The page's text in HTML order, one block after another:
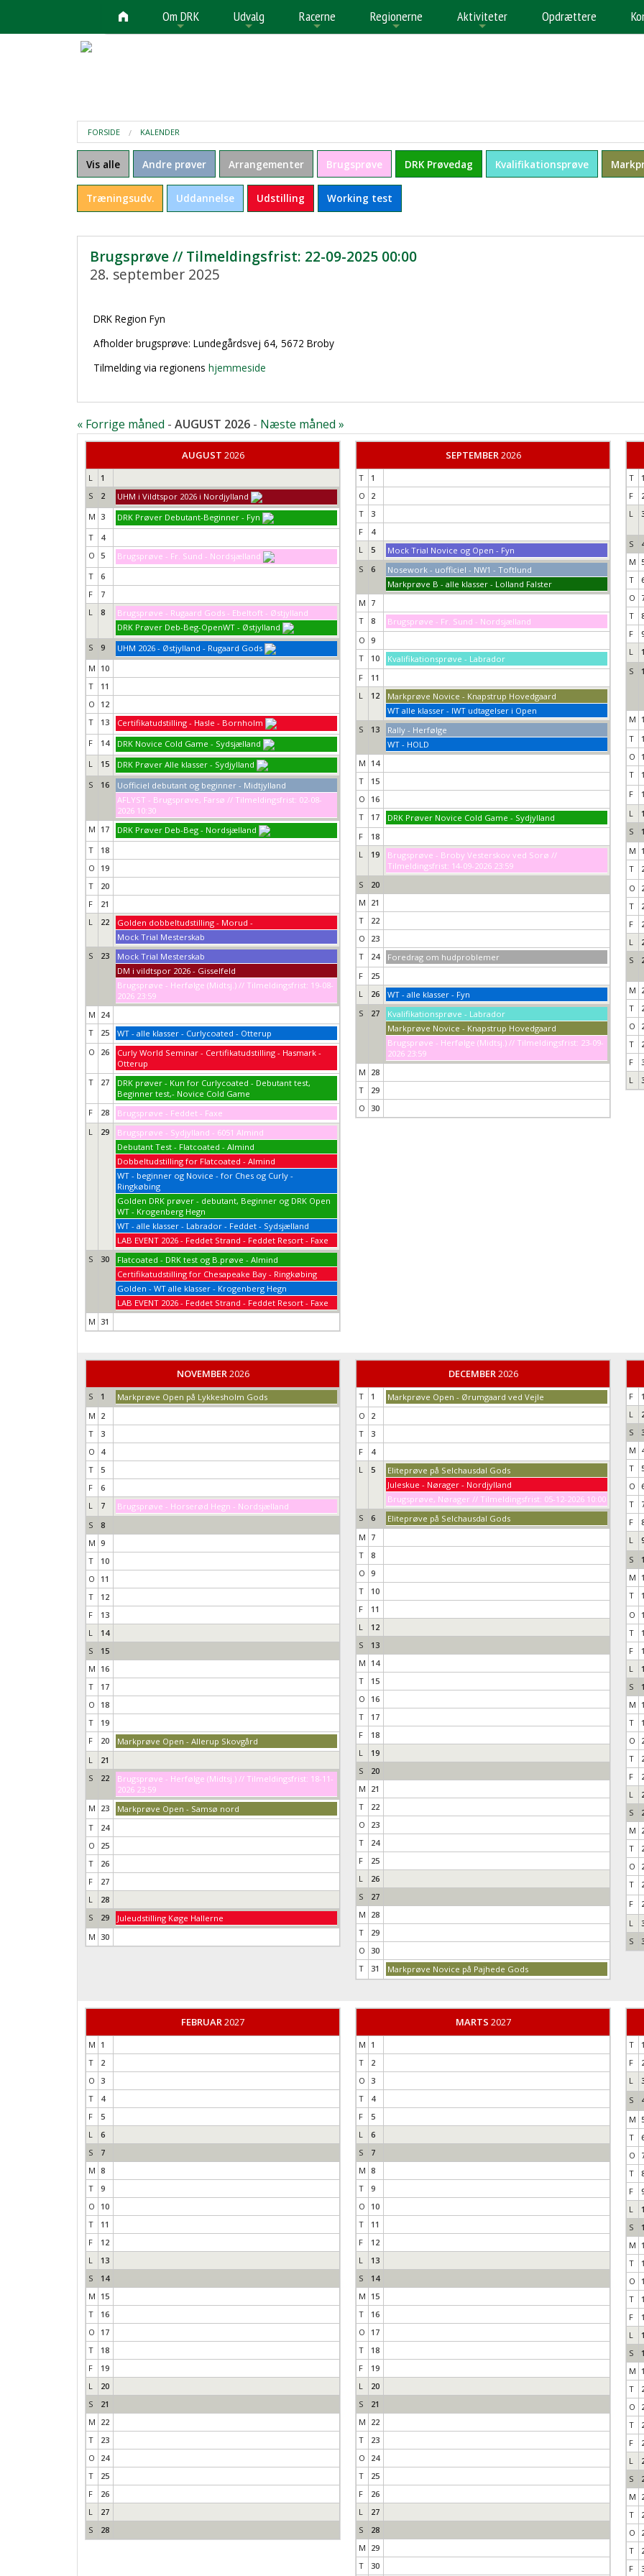
Om DRK Udvalg Racerne Regionerne Aktiviteter Opdrættere
FORSIDE KALENDER
Vis alle Andre prøver Arrangementer Brugsprøve DRK Prøvedag Kvalifikationsprøve
Træningsudv. Uddannelse Udstilling Working test
Brugsprøve // Tilmeldingsfrist: 22-09-2025 00:00
28. september 2025
DRK Region Fyn
Afholder brugsprøve: Lundegårdsvej 64, 5672 Broby
Tilmelding via regionens hjemmeside
« Forrige måned - AUGUST 2026 - Næste måned »
AUGUST 2026
L
1
S
2
UHM i Vildtspor 2026 i Nordjylland
M 3
DRK Prøver Debutant-Beginner - Fyn
T
4
O
5
Brugsprøve - Fr. Sund - Nordsjælland
T
6
F
7
L
8
Brugsprøve - Rugaard Gods - Ebeltoft - Østjylland
DRK Prøver Deb-Beg-OpenWT - Østjylland
S
9
UHM 2026 - Østjylland - Rugaard Gods
M 10
T
11
O
12
T
13
Certifikatudstilling - Hasle - Bornholm
F
14
DRK Novice Cold Game - Sydsjælland
L
15
DRK Prøver Alle klasser - Sydjylland
S
16
Uofficiel debutant og beginner - Midtjylland
AFLYST - Brugsprøve, Farsø // Tilmeldingsfrist: 02-08-
2026 10:30
M 17
DRK Prøver Deb-Beg - Nordsjælland
T
18
O
19
T
20
F
21
L
22
Golden dobbeltudstilling - Morud -
Mock Trial Mesterskab
S
23
Mock Trial Mesterskab
DM i vildtspor 2026 - Gisselfeld
Brugsprøve - Herfølge (Midtsj.) // Tilmeldingsfrist: 19-08-
2026 23:59
M 24
T
25
WT - alle klasser - Curlycoated - Otterup
O
26
Curly World Seminar - Certifikatudstilling - Hasmark -
Otterup
T
27
DRK prøver - Kun for Curlycoated - Debutant test,
Beginner test,- Novice Cold Game
F
28
Brugsprøve - Feddet - Faxe
L
29
Brugsprøve - Sydjylland - 6051 Almind
Debutant Test - Flatcoated - Almind
Dobbeltudstilling for Flatcoated - Almind
WT - beginner og Novice - for Ches og Curly -
Ringkøbing
Golden DRK prøver - debutant, Beginner og DRK Open
WT - Krogenberg Hegn
WT - alle klasser - Labrador - Feddet - Sydsjælland
LAB EVENT 2026 - Feddet Strand - Feddet Resort - Faxe
S
30
Flatcoated - DRK test og B.prøve - Almind
Certifikatudstilling for Chesapeake Bay - Ringkøbing
Golden - WT alle klasser - Krogenberg Hegn
LAB EVENT 2026 - Feddet Strand - Feddet Resort - Faxe
M 31
SEPTEMBER 2026
T
1
O
2
T
3
F
4
L
5
Mock Trial Novice og Open - Fyn
S
6
Nosework - uofficiel - NW1 - Toftlund
Markprøve B - alle klasser - Lolland Falster
M 7
T
8
Brugsprøve - Fr. Sund - Nordsjælland
O 9
T
10
Kvalifikationsprøve - Labrador
F
11
L
12
Markprøve Novice - Knapstrup Hovedgaard
WT alle klasser - IWT udtagelser i Open
S
13
Rally - Herfølge
WT - HOLD
M 14
T
15
O
16
T
17
DRK Prøver Novice Cold Game - Sydjylland
F
18
L
19
Brugsprøve - Broby Vesterskov ved Sorø //
Tilmeldingsfrist: 14-09-2026 23:59
S
20
M 21
T
22
O
23
T
24
Foredrag om hudproblemer
F
25
L
26
WT - alle klasser - Fyn
S
27
Kvalifikationsprøve - Labrador
Markprøve Novice - Knapstrup Hovedgaard
Brugsprøve - Herfølge (Midtsj.) // Tilmeldingsfrist: 23-09-
2026 23:59
M 28
T
29
O 30
T
1
F
L
S
M
T
O
T
F
L
S
M
T
O
T
F
L
S
M
T
O
T
F
L
S
M
T
O
T
F
L
NOVEMBER 2026
S 1
Markprøve Open på Lykkesholm Gods
M 2
T
3
O
4
T
5
F
6
L
7
Brugsprøve - Horserød Hegn - Nordsjælland
S
8
M 9
T
10
O
11
T
12
F
13
L
14
S
15
M 16
T
17
O
18
T
19
F
20
Markprøve Open - Allerup Skovgård
L
21
S
22
Brugsprøve - Herfølge (Midtsj.) // Tilmeldingsfrist: 18-11-
2026 23:59
M 23
Markprøve Open - Samsø nord
T
24
O
25
T
26
F
27
L
28
S
29
Juleudstilling Køge Hallerne
M 30
DECEMBER 2026
T 1
Markprøve Open - Ørumgaard ved Vejle
O
2
T
3
F
4
L
5
Eliteprøve på Selchausdal Gods
Juleskue - Nørager - Nordjylland
Brugsprøve, Nørager // Tilmeldingsfrist: 05-12-2026 10:00
S
6
Eliteprøve på Selchausdal Gods
M 7
T
8
O 9
T
10
F
11
L
12
S
13
M 14
T
15
O
16
T
17
F
18
L
19
S
20
M 21
T
22
O
23
T
24
F
25
L
26
S
27
M 28
T
29
O 30
T
31 Markprøve Novice på Pajhede Gods
F
1
L
S
M
T
O
T
F
L
S
M
T
O
T
F
L
S
M
T
O
T
F
L
S
M
T
O
T
F
L
S
FEBRUAR 2027
M 1
T
2
O 3
T
4
F
5
L
6
S
7
M 8
T
9
O
10
T
11
F
12
L
13
S
14
M 15
T
16
O
17
T
18
F
19
L
20
S
21
M 22
T
23
O
24
T
25
F
26
L
27
S
28
MARTS 2027
M 1
T
2
O 3
T
4
F
5
L
6
S
7
M 8
T
9
O
10
T
11
F
12
L
13
S
14
M 15
T
16
O
17
T
18
F
19
L
20
S
21
M 22
T
23
O
24
T
25
F
26
L
27
S
28
M 29
T
30
T
1
F
L
S
M
T
O
T
F
L
S
M
T
O
T
F
L
S
M
T
O
T
F
L
S
M
T
O
T
F